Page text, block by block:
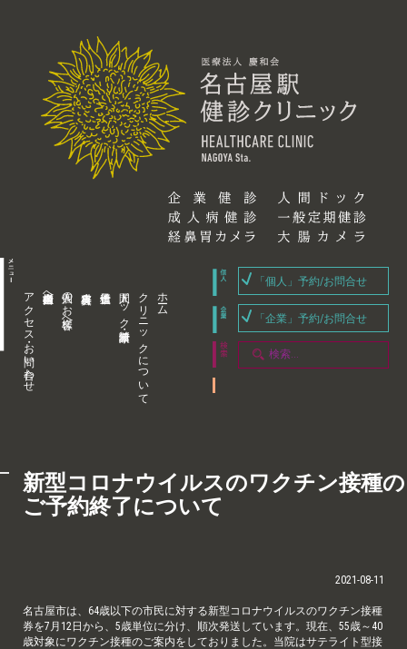
アクセス・お問い合わせ 企業内担当者様へ 個人のお客様へ 人間ドック・健康診断 クリニックについて ホーム
「個人」予約/お問合せ
「企業」予約/お問合せ
新型コロナウイルスのワクチン接種の
ご予約終了について
2021-08-11
名古屋市は、64歳以下の市民に対する新型コロナウイルスのワクチン接種
券を7月12日から、5歳単位に分け、順次発送しています。現在、55歳～40
歳対象にワクチン接種のご案内をしておりました。当院はサテライト型接